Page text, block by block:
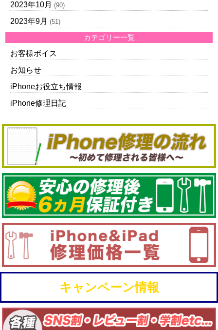
2023年10月 (90)
2023年9月 (51)
カテゴリー一覧
お客様ボイス
お知らせ
iPhoneお役立ち情報
iPhone修理日記
キャンペーン情報